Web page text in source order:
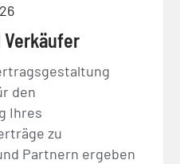
den
Ihres
zu
Partnern ergeben